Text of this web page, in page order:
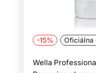
-15% Oficiálna
Wella